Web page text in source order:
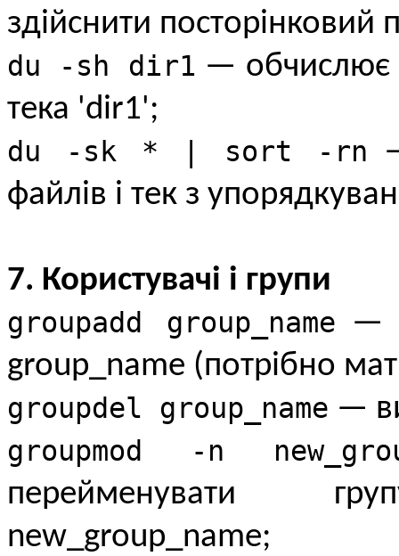
здійснити посторінковий
du -sh dir1 — обчислює
тека 'dir1';
du -sk * | sort -rn
файлів і тек з
7. Користувачі і групи
groupadd group_name —
group_name (потрібно
groupdel group_name —
groupmod -n
перейменувати
new_group_name;